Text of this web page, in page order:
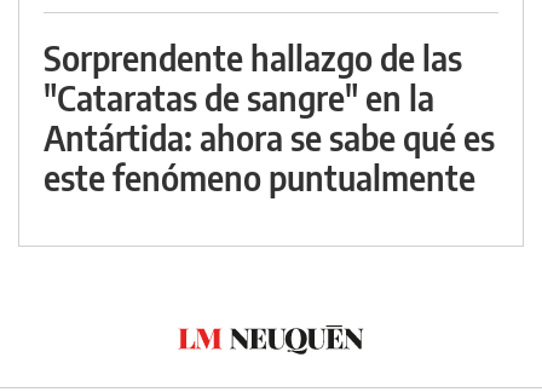
Sorprendente hallazgo de las
"Cataratas de sangre" en la
Antártida: ahora se sabe qué es
este fenómeno puntualmente